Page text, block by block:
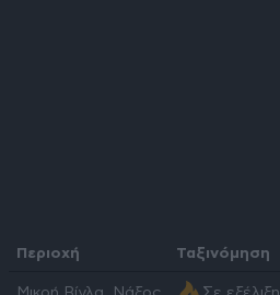
Περιοχή Ταξινόμηση